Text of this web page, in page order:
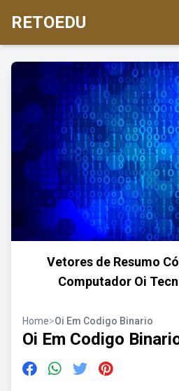
RETOEDU
Vetores de Resumo
Computador Oi
Home>Oi Em Codigo Binario
Oi Em Codigo